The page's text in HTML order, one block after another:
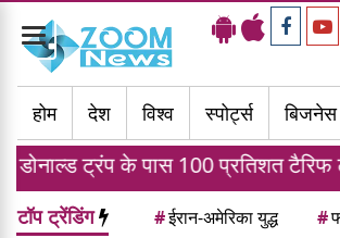
Toggle
navigation
होम
देश विश्व स्पोर्ट्स बिजनेस
पास 100 प्रतिशत टैरिफ लगाने की ताकत,
टॉप ट्रेंडिंग #ईरान-अमेरिका युद्ध #